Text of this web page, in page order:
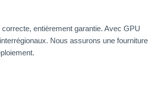
entièrement garantie. Avec GPU
Nous assurons une fourniture